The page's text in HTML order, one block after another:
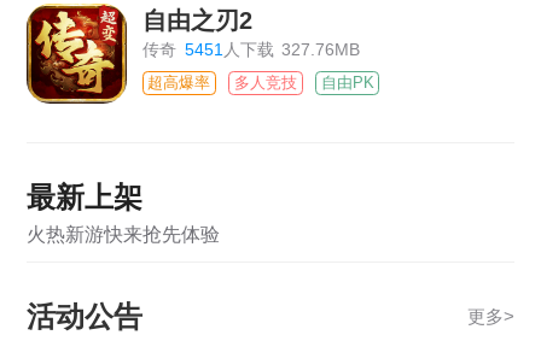
自由之刃2
传奇 5451人下载 327.76MB
超高爆率 多人竞技 自由PK
最新上架
火热新游快来抢先体验
活动公告 更多>